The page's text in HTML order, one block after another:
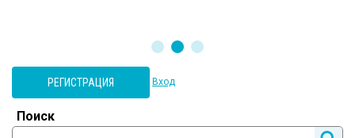
РЕГИСТРАЦИЯ Вход
Поиск